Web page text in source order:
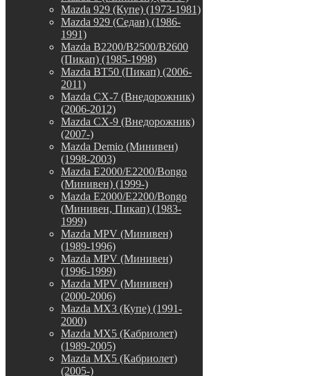
Mazda 929 (Купе) (1973-1981)
Mazda 929 (Седан) (1986-
1991)
Mazda B2200/B2500/B2600
(Пикап) (1985-1998)
Mazda BT50 (Пикап) (2006-
2011)
Mazda CX-7 (Внедорожник)
(2006-2012)
Mazda CX-9 (Внедорожник)
(2007-)
Mazda Demio (Минивен)
(1998-2003)
Mazda E2000/E2200/Bongo
(Минивен) (1999-)
Mazda E2000/E2200/Bongo
(Минивен, Пикап) (1983-
1999)
Mazda MPV (Минивен)
(1989-1996)
Mazda MPV (Минивен)
(1996-1999)
Mazda MPV (Минивен)
(2000-2006)
Mazda MX3 (Купе) (1991-
2000)
Mazda MX5 (Кабриолет)
(1989-2005)
Mazda MX5 (Кабриолет)
(2005-)